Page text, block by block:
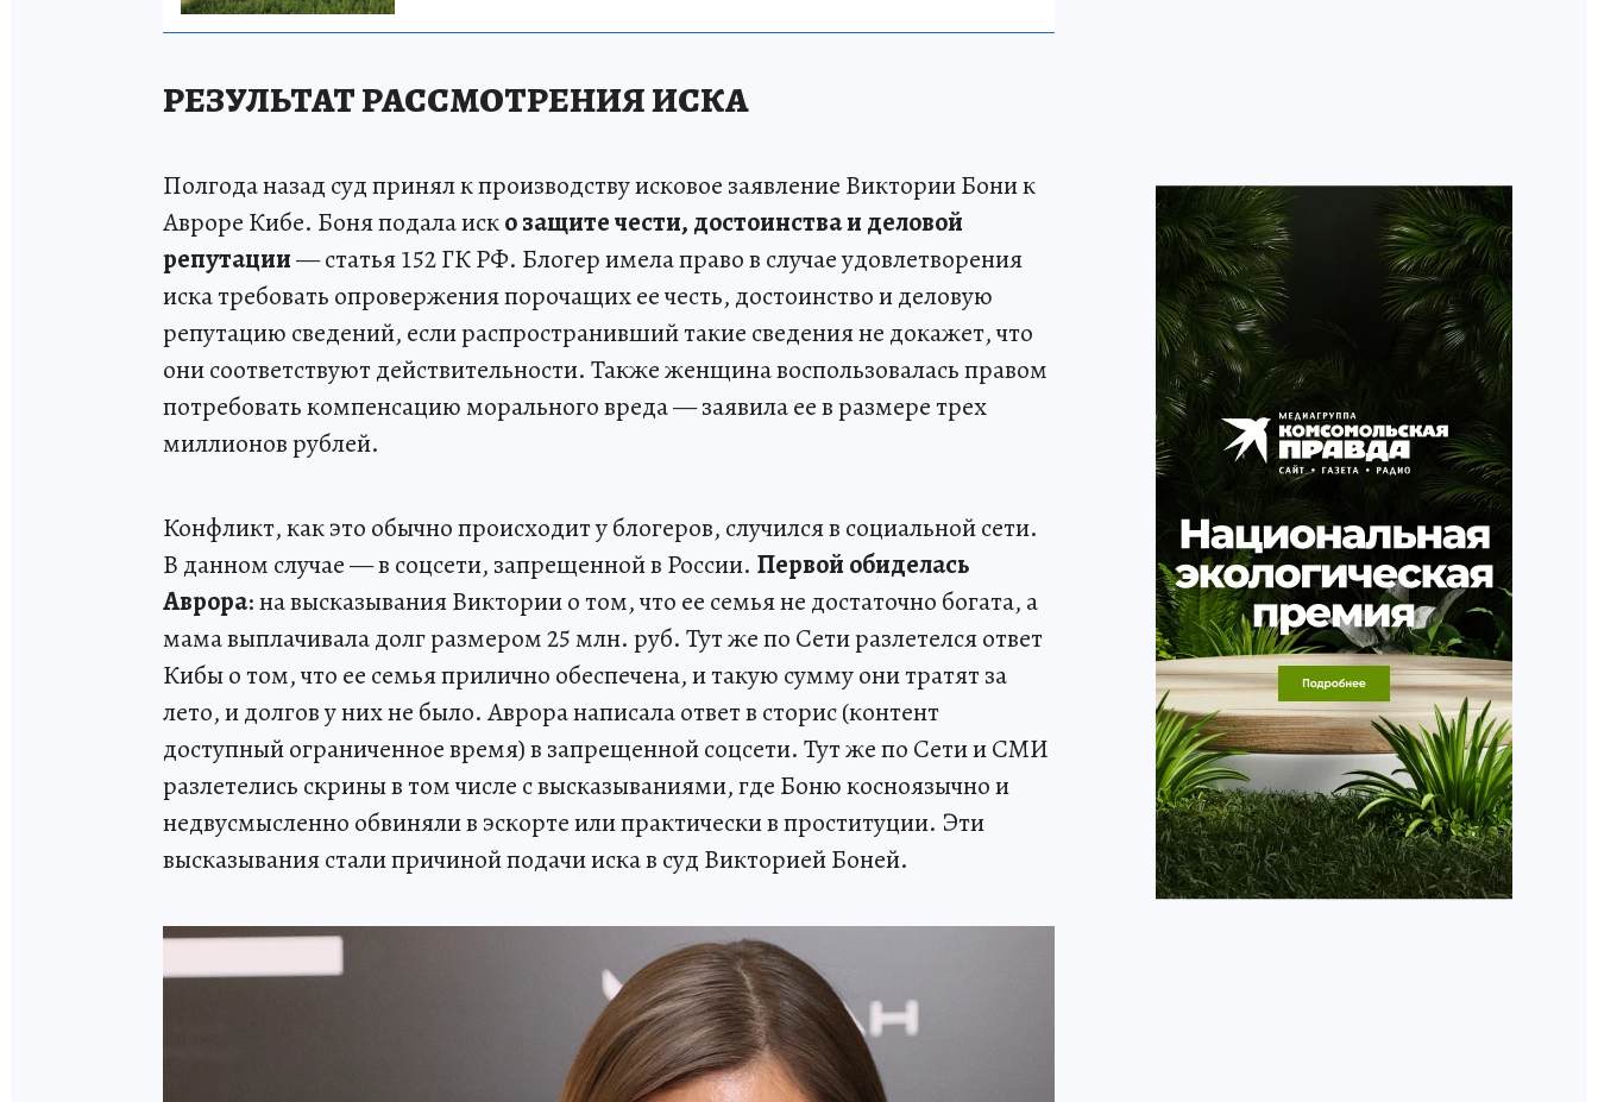
РЕЗУЛЬТАТ РАССМОТРЕНИЯ ИСКА
Полгода назад суд принял к производству исковое заявление Виктории Бони к
Авроре Кибе. Боня подала иско защите чести, достоинства и деловой
репутации— статья 152 ГК РФ. Блогер имела право в случае удовлетворения
иска требовать опровержения порочащих ее честь, достоинство и деловую
репутацию сведений, если распространивший такие сведения не докажет, что
они соответствуют действительности. Также женщина воспользовалась правом
потребовать компенсацию морального вреда — заявила ее в размере трех
миллионов рублей.
Конфликт, как это обычно происходит у блогеров, случился в социальной сети.
В данном случае — в соцсети, запрещенной в России. Первой обиделась
Аврора: на высказывания Виктории о том, что ее семья не достаточно богата, а
мама выплачивала долг размером 25 млн. руб. Тут же по Сети разлетелся ответ
Кибы о том, что ее семья прилично обеспечена, и такую сумму они тратят за
лето, и долгов у них не было. Аврора написала ответ в сторис (контент
доступный ограниченное время) в запрещенной соцсети. Тут же по Сети и СМИ
разлетелись скрины в том числе с высказываниями, где Боню косноязычно и
недвусмысленно обвиняли в эскорте или практически в проституции. Эти
высказывания стали причиной подачи иска в суд Викторией Боней.